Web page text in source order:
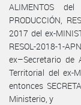
ALIMENTOS
PRODUCCIÓN,
2017 del ex-
RESOL-2018-1-
ex–Secretario de
Territorial del ex-
entonces
Ministerio, y